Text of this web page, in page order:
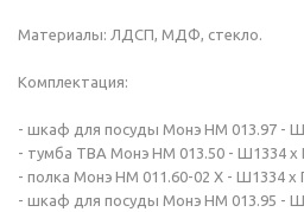
Материалы: ЛДСП, МДФ, стекло.
Комплектация:
- шкаф для посуды Монэ НМ 013.97 -
- тумба ТВА Монэ НМ 013.50 - Ш1334 x
- полка Монэ НМ 011.60-02 Х - Ш1334 x
- шкаф для посуды Монэ НМ 013.95 -